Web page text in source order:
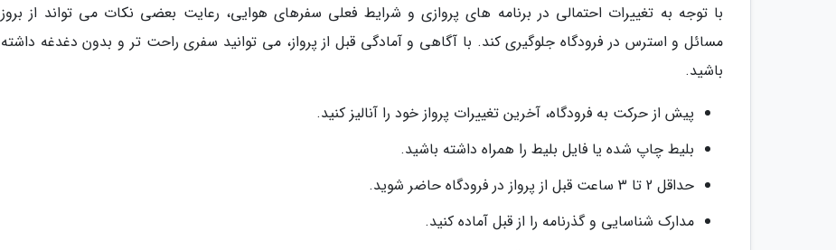
با توجه به تغییرات احتمالی در برنامه های پروازی و شرایط فعلی سفرهای هوایی، رعایت بعضی نکات می تواند از بروز
مسائل و استرس در فرودگاه جلوگیری کند. با آگاهی و آمادگی قبل از پرواز، می توانید سفری راحت تر و بدون دغدغه داشته
باشید.
پیش از حرکت به فرودگاه، آخرین تغییرات پرواز خود را آنالیز کنید.
بلیط چاپ شده یا فایل بلیط را همراه داشته باشید.
حداقل 2 تا 3 ساعت قبل از پرواز در فرودگاه حاضر شوید.
مدارک شناسایی و گذرنامه را از قبل آماده کنید.